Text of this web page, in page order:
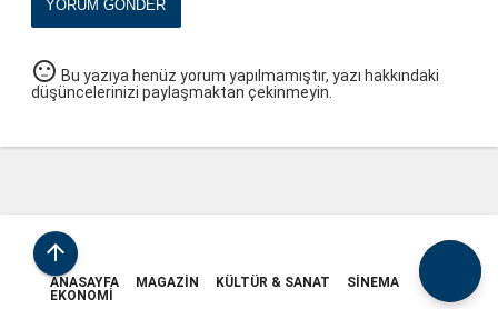
YORUM GÖNDER
sentiment_neutral Bu yazıya henüz yorum yapılmamıştır, yazı hakkındaki
düşüncelerinizi paylaşmaktan çekinmeyin.

ANASAYFA MAGAZIN KÜLTÜR & SANAT
SINEMA
EKONOMI